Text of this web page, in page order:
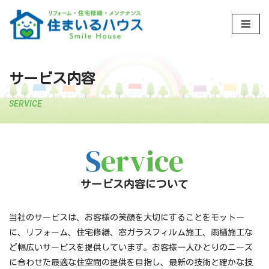
ン
ツ
へ
ス
サービス内容
SERVICE
Service
サービス内容について
当社のサービスは、お客様の笑顔を大切にすることをモットー
に、リフォーム、住宅修繕、窓ガラスフィルム施工、雨樋施工な
ど幅広いサービスを提供しています。お客様一人ひとりのニーズ
に合わせた最適な住空間の提供を目指し、最新の技術と確かな技